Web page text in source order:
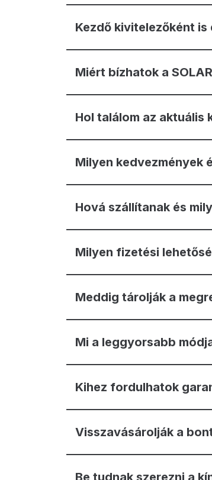
Kezdő kivitelezőként
Miért bízhatok a
Hol találom az aktuális
Milyen kedvezmények
Hová szállítanak és
Milyen fizetési
Meddig tárolják a
Mi a leggyorsabb
Kihez fordulhatok
Visszavásárolják a
Be tudnak szerezni a